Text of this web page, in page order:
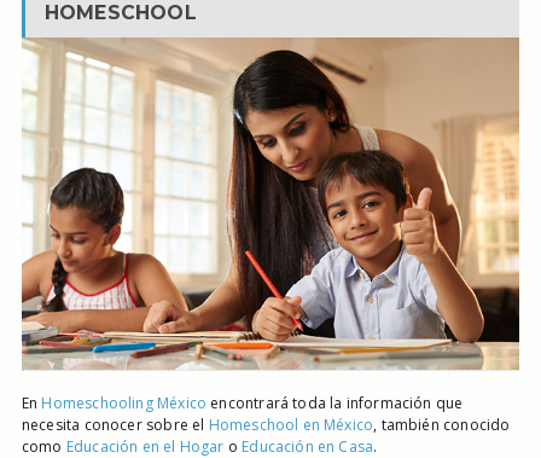
HOMESCHOOL
En Homeschooling México encontrará toda la información que
necesita conocer sobre el Homeschool en México, también conocido
como Educación en el Hogar o Educación en Casa.